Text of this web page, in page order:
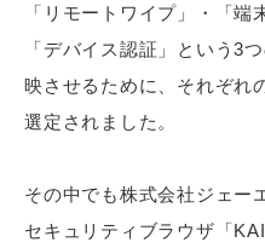
「リモートワイプ」・「端
「デバイス認証」という3
映させるために、それぞれ
選定されました。
その中でも株式会社ジェー
セキュリティブラウザ「